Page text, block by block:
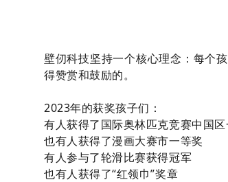
壁仞科技坚持一个核心理念：每个
得赞赏和鼓励的。
2023年的获奖孩子们：
有人获得了国际奥林匹克竞赛中国
也有人获得了漫画大赛市一等奖
有人参与了轮滑比赛获得冠军
也有人获得了“红领巾”奖章